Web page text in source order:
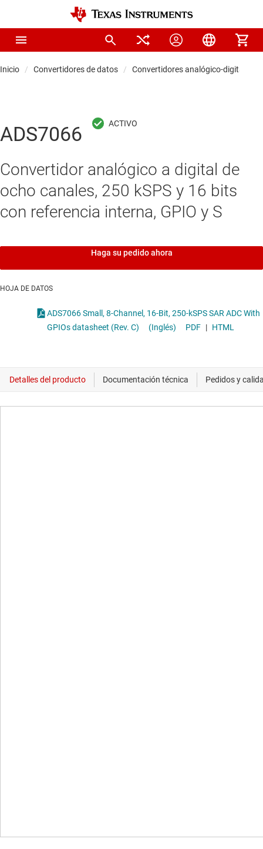
Inicio Convertidores de datos Convertidores analógico-digitales
ADS7066
Convertidor analógico a digital de
ocho canales, 250 kSPS y 16 bits
con referencia interna, GPIO y S
Haga su pedido ahora
HOJA DE DATOS
ADS7066 Small, 8-Channel, 16-Bit, 250-kSPS SAR ADC With
GPIOs datasheet (Rev. C)
(Inglés) PDF | HTML